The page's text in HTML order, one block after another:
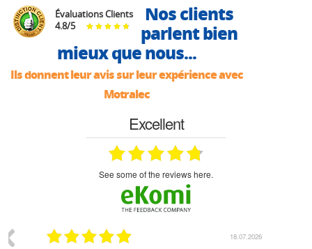
Évaluations Clients
4.8/5
Nos clients
parlent bien
mieux que nous...
Ils donnent leur avis sur leur expérience avec
Motralec
Excellent
see some of the reviews here.
18.07.2026